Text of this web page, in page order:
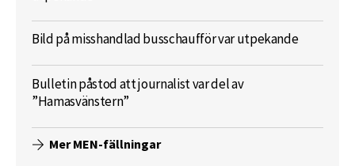
Bild på misshandlad busschaufför var utpekande
Bulletin påstod att journalist var del av
”Hamasvänstern”
Mer MEN-fällningar